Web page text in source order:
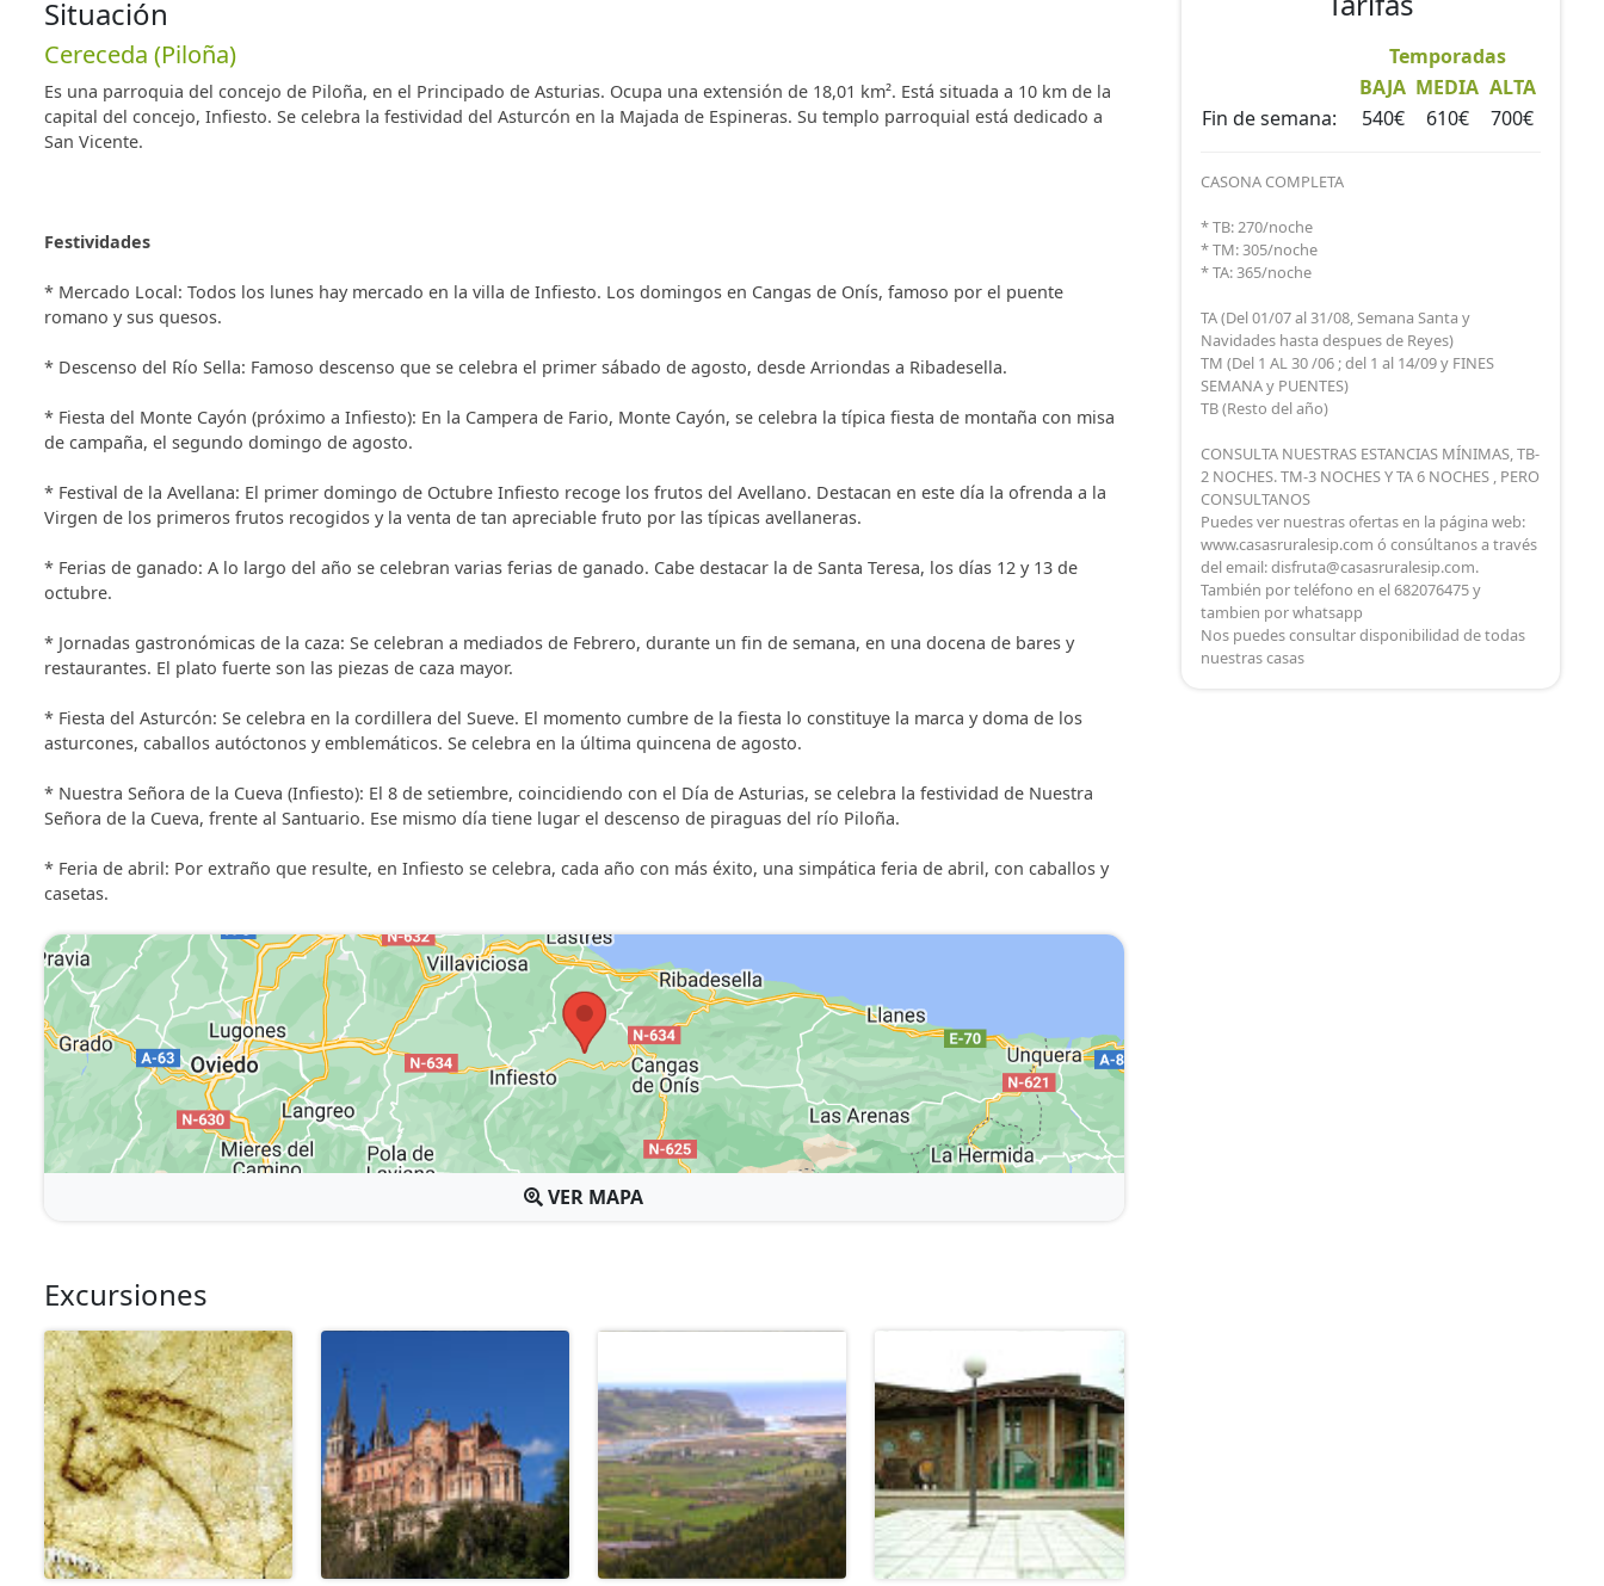
,leña sí).
Interior: decorada con gusto y mobiliario adecuado a un ambiente rural, cuentan con calefacción de gasoil y agua
caliente, ropa de cama y baño, jabón de manos, gel y champú, secador de pelo, enseres de cocina y menaje del hogar,
lavavajillas y horno (en cocina de 2ª planta), vitrocerámica, microondas, batidora, exprimidor, cafetera, tostador,
plancha, televisión y dvd. Estufa de leña en la primera planta. Cuenta con 3 lavadoras y 2 secadoras (compartidas con la
Situación
Cereceda (Piloña)
Es una parroquia del concejo de Piloña, en el Principado de Asturias. Ocupa una extensión de 18,01 km². Está situada a 10 km de la
capital del concejo, Infiesto. Se celebra la festividad del Asturcón en la Majada de Espineras. Su templo parroquial está dedicado a
San Vicente.
Festividades
* Mercado Local: Todos los lunes hay mercado en la villa de Infiesto. Los domingos en Cangas de Onís, famoso por el puente
romano y sus quesos.
* Descenso del Río Sella: Famoso descenso que se celebra el primer sábado de agosto, desde Arriondas a Ribadesella.
* Fiesta del Monte Cayón (próximo a Infiesto): En la Campera de Fario, Monte Cayón, se celebra la típica fiesta de montaña con misa
de campaña, el segundo domingo de agosto.
* Festival de la Avellana: El primer domingo de Octubre Infiesto recoge los frutos del Avellano. Destacan en este día la ofrenda a la
Virgen de los primeros frutos recogidos y la venta de tan apreciable fruto por las típicas avellaneras.
* Ferias de ganado: A lo largo del año se celebran varias ferias de ganado. Cabe destacar la de Santa Teresa, los días 12 y 13 de
octubre.
* Jornadas gastronómicas de la caza: Se celebran a mediados de Febrero, durante un fin de semana, en una docena de bares y
restaurantes. El plato fuerte son las piezas de caza mayor.
* Fiesta del Asturcón: Se celebra en la cordillera del Sueve. El momento cumbre de la fiesta lo constituye la marca y doma de los
asturcones, caballos autóctonos y emblemáticos. Se celebra en la última quincena de agosto.
* Nuestra Señora de la Cueva (Infiesto): El 8 de setiembre, coincidiendo con el Día de Asturias, se celebra la festividad de Nuestra
Señora de la Cueva, frente al Santuario. Ese mismo día tiene lugar el descenso de piraguas del río Piloña.
* Feria de abril: Por extraño que resulte, en Infiesto se celebra, cada año con más éxito, una simpática feria de abril, con caballos y
casetas.
VER MAPA
Excursiones
Temporadas
BAJA MEDIA ALTA
Fin de semana:
540€ 610€ 700€
CASONA COMPLETA
* TB: 270/noche
* TM: 305/noche
* TA: 365/noche
TA (Del 01/07 al 31/08, Semana Santa y
Navidades hasta despues de Reyes)
TM (Del 1 AL 30 /06 ; del 1 al 14/09 y FINES
SEMANA y PUENTES)
TB (Resto del año)
CONSULTA NUESTRAS ESTANCIAS MÍNIMAS, TB-
2 NOCHES. TM-3 NOCHES Y TA 6 NOCHES , PERO
CONSULTANOS
Puedes ver nuestras ofertas en la página web:
www.casasruralesip.com ó consúltanos a través
del email: disfruta@casasruralesip.com.
También por teléfono en el 682076475 y
tambien por whatsapp
Nos puedes consultar disponibilidad de todas
nuestras casas